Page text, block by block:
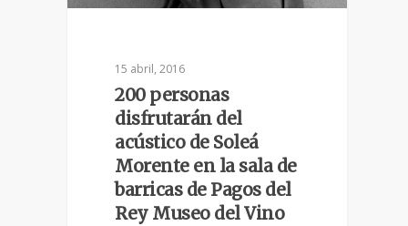
15 abril, 2016
200 personas
disfrutarán del
acústico de Soleá
Morente en la sala de
barricas de Pagos del
Rey Museo del Vino